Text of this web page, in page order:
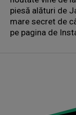
piesă alături de
mare secret de
pe pagina de